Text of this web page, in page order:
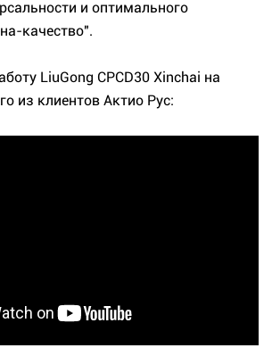
и оптимального
качество".
LiuGong CPCD30 Xinchai на
из клиентов Актио Рус: